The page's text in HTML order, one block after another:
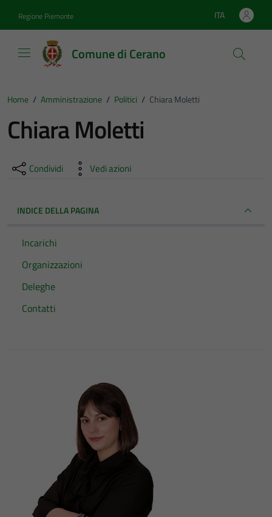
Regione Piemonte Lingua attiva:
ITA
Comune di Cerano
Home / Amministrazione / Politici / Chiara Moletti
Chiara Moletti
Condividi Vedi azioni
INDICE DELLA PAGINA
Incarichi
Organizzazioni
Deleghe
Contatti